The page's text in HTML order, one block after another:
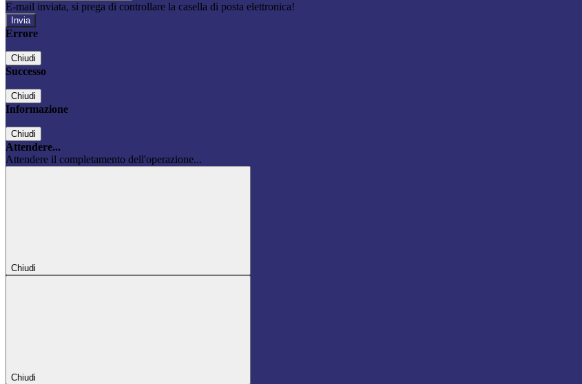
E-mail inviata, si prega di controllare la casella di posta elettronica!
Errore
Chiudi
Successo
Chiudi
Informazione
Chiudi
Attendere...
Attendere il completamento dell'operazione...
Chiudi
Chiudi